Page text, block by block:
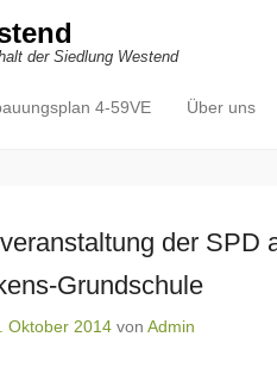
der Siedlung Westend
4-59VE Über uns
der SPD
Grundschule
Oktober 2014 von Admin